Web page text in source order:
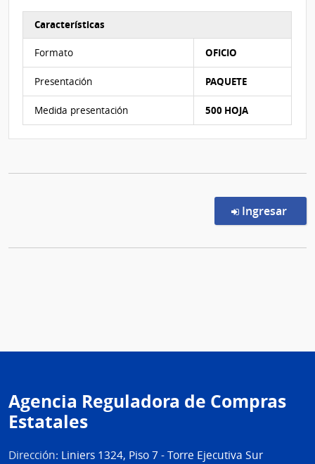
Características
Formato OFICIO
Presentación PAQUETE
Medida presentación 500 HOJA
Ingresar
Agencia Reguladora de Compras
Estatales
Dirección: Liniers 1324, Piso 7 - Torre Ejecutiva Sur